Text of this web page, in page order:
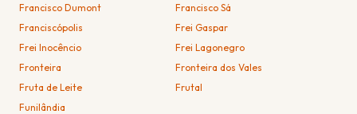
Francisco Dumont
Francisco Sá
Franciscópolis
Frei Gaspar
Frei Inocêncio
Frei Lagonegro
Fronteira
Fronteira dos Vales
Fruta de Leite
Frutal
Funilândia